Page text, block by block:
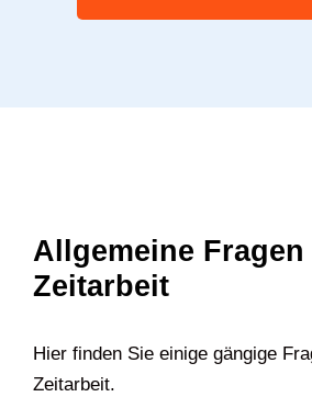
Allgemeine
Zeitarbeit
Hier finden Sie einige gängige
Zeitarbeit.